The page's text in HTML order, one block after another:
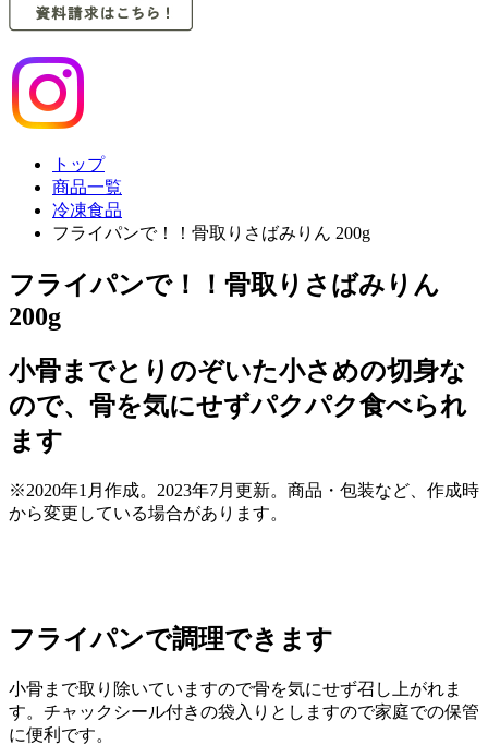
トップ
商品一覧
冷凍食品
フライパンで！！骨取りさばみりん 200g
フライパンで！！骨取りさばみりん
200g
小骨までとりのぞいた小さめの切身な
ので、骨を気にせずパクパク食べられ
ます
※2020年1月作成。2023年7月更新。商品・包装など、作成時
から変更している場合があります。
フライパンで調理できます
小骨まで取り除いていますので骨を気にせず召し上がれま
す。チャックシール付きの袋入りとしますので家庭での保管
に便利です。